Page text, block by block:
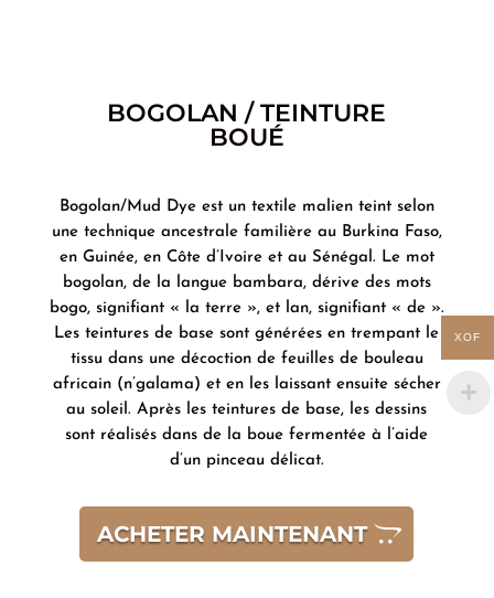
BOGOLAN / TEINTURE
BOUÉ
Bogolan/Mud Dye est un textile malien teint selon
une technique ancestrale familière au Burkina Faso,
en Guinée, en Côte d’Ivoire et au Sénégal. Le mot
bogolan, de la langue bambara, dérive des mots
bogo, signifiant « la terre », et lan, signifiant « de ».
Les teintures de base sont générées en trempant le
tissu dans une décoction de feuilles de bouleau
africain (n’galama) et en les laissant ensuite sécher
au soleil. Après les teintures de base, les dessins
sont réalisés dans de la boue fermentée à l’aide
d’un pinceau délicat.
ACHETER MAINTENANT
XOF